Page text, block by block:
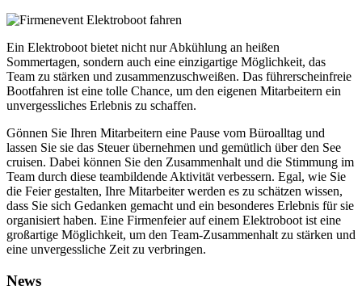
Ein Elektroboot bietet nicht nur Abkühlung an heißen
Sommertagen, sondern auch eine einzigartige Möglichkeit, das
Team zu stärken und zusammenzuschweißen. Das führerscheinfreie
Bootfahren ist eine tolle Chance, um den eigenen Mitarbeitern ein
unvergessliches Erlebnis zu schaffen.
Gönnen Sie Ihren Mitarbeitern eine Pause vom Büroalltag und
lassen Sie sie das Steuer übernehmen und gemütlich über den See
cruisen. Dabei können Sie den Zusammenhalt und die Stimmung im
Team durch diese teambildende Aktivität verbessern. Egal, wie Sie
die Feier gestalten, Ihre Mitarbeiter werden es zu schätzen wissen,
dass Sie sich Gedanken gemacht und ein besonderes Erlebnis für sie
organisiert haben. Eine Firmenfeier auf einem Elektroboot ist eine
großartige Möglichkeit, um den Team-Zusammenhalt zu stärken und
eine unvergessliche Zeit zu verbringen.
News